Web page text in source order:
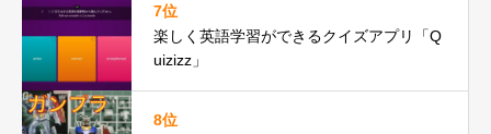
7位
楽しく英語学習ができるクイズアプリ「Q
uizizz」
8位